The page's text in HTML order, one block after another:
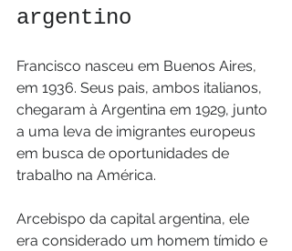
argentino
Francisco nasceu em Buenos Aires,
em 1936. Seus pais, ambos italianos,
chegaram à Argentina em 1929, junto
a uma leva de imigrantes europeus
em busca de oportunidades de
trabalho na América.
Arcebispo da capital argentina, ele
era considerado um homem tímido e